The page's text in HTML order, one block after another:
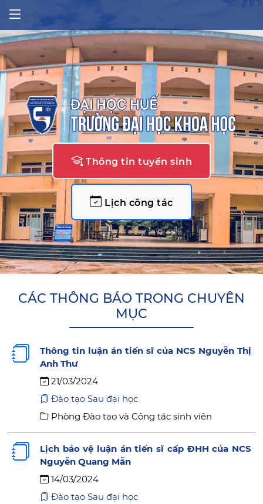
Thông tin tuyển sinh
Lịch công tác
CÁC THÔNG BÁO TRONG CHUYÊN
MỤC
Thông tin luận án tiến sĩ của NCS Nguyễn Thị
Anh Thư
21/03/2024
Đào tạo Sau đại học
Phòng Đào tạo và Công tác sinh viên
Lịch bảo vệ luận án tiến sĩ cấp ĐHH của NCS
Nguyễn Quang Mẫn
14/03/2024
Đào tạo Sau đại học